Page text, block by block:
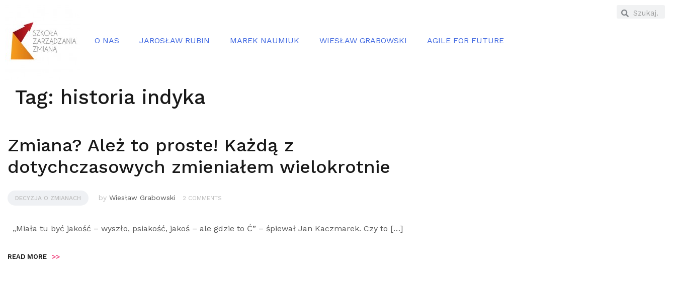
O NAS JAROSŁAW RUBIN MAREK NAUMIUK WIESŁAW GRABOWSKI AGILE FOR FUTURE
Tag: historia indyka
Zmiana? Ależ to proste! Każdą z
dotychczasowych zmieniałem wielokrotnie
DECYZJA O ZMIANACH by Wiesław Grabowski 2 COMMENTS
„Miała tu być jakość – wyszło, psiakość, jakoś – ale gdzie to Ć” – śpiewał Jan Kaczmarek. Czy to […]
READ MORE >>